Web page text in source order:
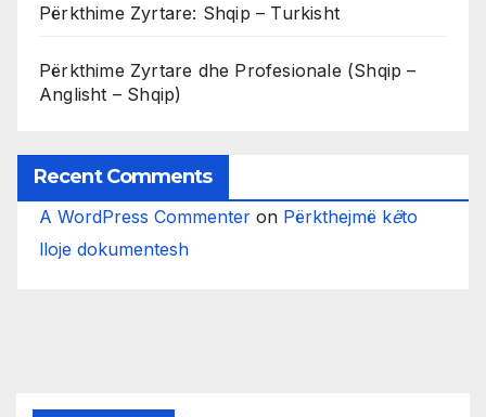
Përkthime Zyrtare: Shqip – Turkisht
Përkthime Zyrtare dhe Profesionale (Shqip –
Anglisht – Shqip)
Recent Comments
A WordPress Commenter on Përkthejmë këto
lloje dokumentesh